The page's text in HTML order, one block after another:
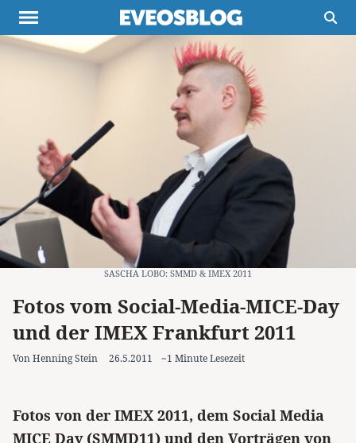
Projekte
Inspiration
Über uns
Werbung
Buchtipps
Newsletter
SASCHA LOBO: SMMD & IMEX 2011
Fotos vom Social-Media-MICE-Day
und der IMEX Frankfurt 2011
Von Henning Stein 26.5.2011 ~1 Minute Lesezeit
Fotos von der IMEX 2011, dem Social Media
MICE Day (SMMD11) und den Vorträgen von